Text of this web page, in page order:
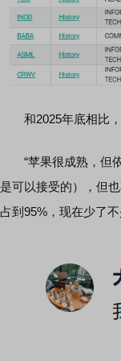
和2025年底相比，
“苹果很成熟，但依
是可以接受的），但
占到95%，现在少了不